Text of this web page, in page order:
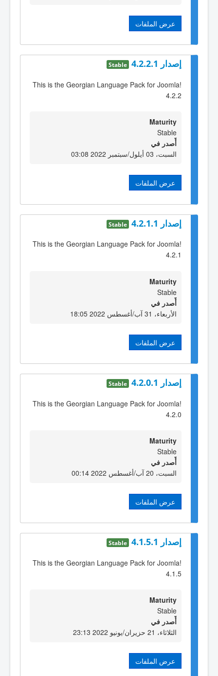
عرض الملفات
إصدار 4.2.2.1 Stable
This is the Georgian Language Pack for Joomla!
4.2.2
Maturity
Stable
أٌصدر في
السبت، 03 أيلول/سبتمبر 2022 03:08
عرض الملفات
إصدار 4.2.1.1 Stable
This is the Georgian Language Pack for Joomla!
4.2.1
Maturity
Stable
أٌصدر في
الأربعاء، 31 آب/أغسطس 2022 18:05
عرض الملفات
إصدار 4.2.0.1 Stable
This is the Georgian Language Pack for Joomla!
4.2.0
Maturity
Stable
أٌصدر في
السبت، 20 آب/أغسطس 2022 00:14
عرض الملفات
إصدار 4.1.5.1 Stable
This is the Georgian Language Pack for Joomla!
4.1.5
Maturity
Stable
أٌصدر في
الثلاثاء، 21 حزيران/يونيو 2022 23:13
عرض الملفات